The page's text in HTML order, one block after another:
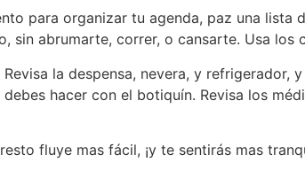
para organizar tu agenda, paz una
sin abrumarte, correr, o cansarte. Usa
la despensa, nevera, y
hacer con el botiquín. Revisa los
fluye mas fácil, ¡y te sentirás mas